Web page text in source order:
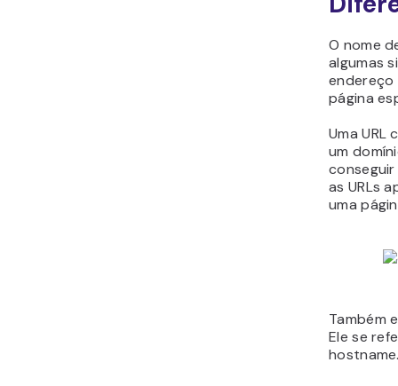
O nome
algumas
endereço
página
Uma
um
as URLs
uma
Também
Ele se